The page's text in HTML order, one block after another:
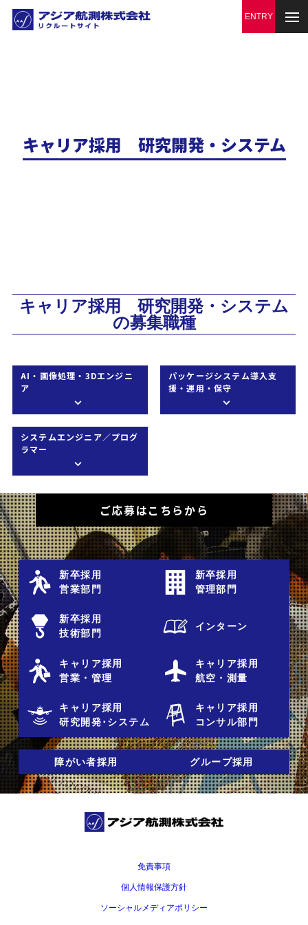
キャリア採用​ 研究開発・システム
キャリア採用​ 研究開発・システム
の募集職種
AI・画像処理・3Dエンジニ
ア
パッケージシステム導入支
援・運用・保守
システムエンジニア／プログ
ラマー
ご応募はこちらから
新卒採用
営業部門
新卒採用
管理部門
新卒採用
技術部門
インターン
キャリア採用
営業・管理
キャリア採用
航空・測量
キャリア採用
研究開発･システム
キャリア採用
コンサル部門
障がい者採用 グループ採用
免責事項
個人情報保護方針
ソーシャルメディアポリシー